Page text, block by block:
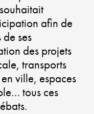
afin de
ses
des projets
transports
ville, espaces
tous ces